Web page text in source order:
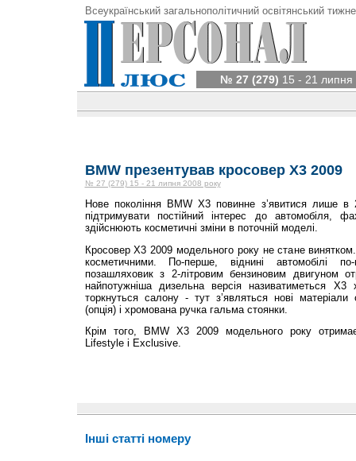
Всеукраїнський загальнополітичний освітянський
№ 27 (279) 15 - 21 липня
BMW презентував кросовер X3 2009
№ 27 (279) 15 - 21 липня 2008 року
Нове покоління BMW X3 повинне з’явитися лише
підтримувати постійний інтерес до автомобіля,
здійснюють косметичні зміни в поточній моделі.
Кросовер X3 2009 модельного року не стане
косметичними. По-перше, віднині автомобілі
позашляховик з 2-літровим бензиновим двигуном
найпотужніша дизельна версія називатиметься X3
торкнуться салону - тут з’являться нові матеріали
(опція) і хромована ручка гальма стоянки.
Крім того, BMW X3 2009 модельного року отримає
Lifestyle і Exclusive.
Інші статті номеру